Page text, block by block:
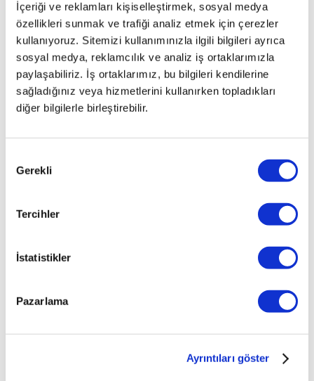
İçeriği ve reklamları kişiselleştirmek, sosyal medya
özellikleri sunmak ve trafiği analiz etmek için çerezler
kullanıyoruz. Sitemizi kullanımınızla ilgili bilgileri ayrıca
sosyal medya, reklamcılık ve analiz iş ortaklarımızla
paylaşabiliriz. İş ortaklarımız, bu bilgileri kendilerine
sağladığınız veya hizmetlerini kullanırken topladıkları
diğer bilgilerle birleştirebilir.
Seçimi
Gerekli
Tercihler
İstatistikler
Pazarlama
Ayrıntıları göster
otomobil
çağına
tam
bir
giriş
yapmak
istiyor.
Bu
strateji
bir
gerektirecek
gibi
Volkswagen’in